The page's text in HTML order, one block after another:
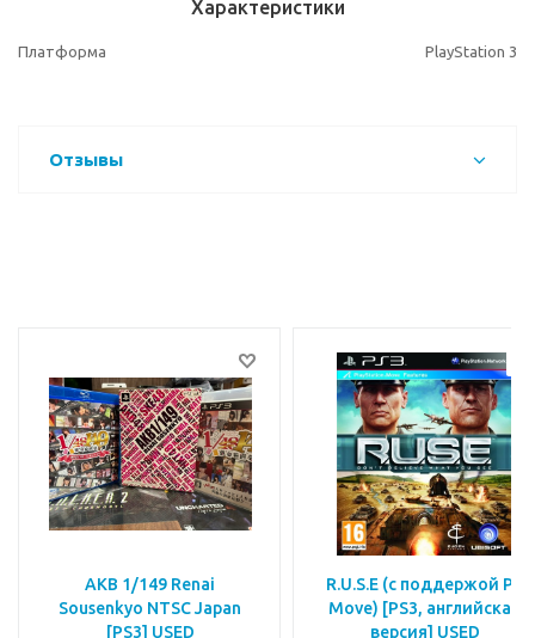
Характеристики
Платформа PlayStation 3
Отзывы
AKB 1/149 Renai
Sousenkyo NTSC Japan
[PS3] USED
R.U.S.E (с поддержой PS
Move) [PS3, английская
версия] USED